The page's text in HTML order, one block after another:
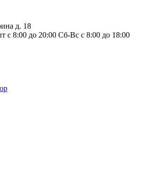
д. 18
с 8:00 до 20:00 Сб-Вс с 8:00 до 18:00